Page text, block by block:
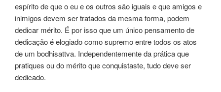
espírito de que o eu e os outros são iguais e que amigos e
inimigos devem ser tratados da mesma forma, podem
dedicar mérito. É por isso que um único pensamento de
dedicação é elogiado como supremo entre todos os atos
de um bodhisattva. Independentemente da prática que
pratiques ou do mérito que conquistaste, tudo deve ser
dedicado.